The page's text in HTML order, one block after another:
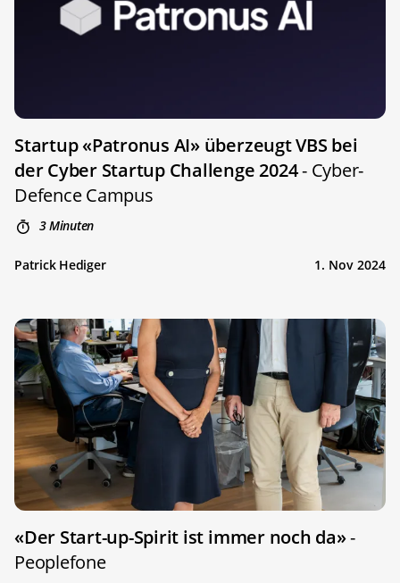
Startup «Patronus AI» überzeugt VBS bei
der Cyber Startup Challenge 2024- Cyber-
Defence Campus
3 Minuten
Patrick Hediger 1. Nov 2024
«Der Start-up-Spirit ist immer noch da»-
Peoplefone